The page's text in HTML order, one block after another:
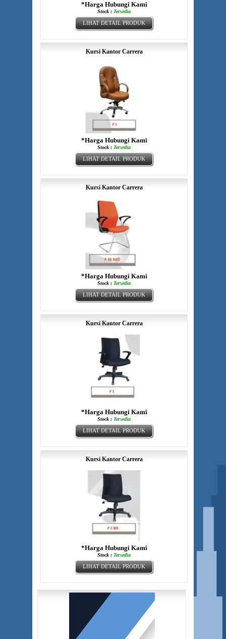
*Harga Hubungi Kami
Stock : Tersedia
LIHAT DETAIL PRODUK
Kursi Kantor Carrera
*Harga Hubungi Kami
Stock : Tersedia
LIHAT DETAIL PRODUK
Kursi Kantor Carrera
*Harga Hubungi Kami
Stock : Tersedia
LIHAT DETAIL PRODUK
Kursi Kantor Carrera
*Harga Hubungi Kami
Stock : Tersedia
LIHAT DETAIL PRODUK
Kursi Kantor Carrera
*Harga Hubungi Kami
Stock : Tersedia
LIHAT DETAIL PRODUK